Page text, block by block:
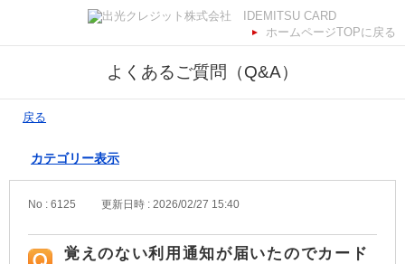
ホームページTOPに戻る
よくあるご質問（Q&A）
戻る
カテゴリー表示
No : 6125 更新日時 : 2026/02/27 15:40
覚えのない利用通知が届いたのでカード